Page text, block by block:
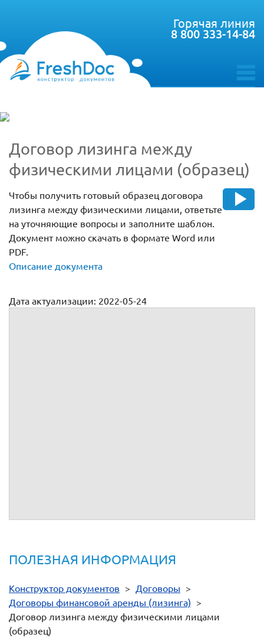
toggle
Горячая линия
8 800 333-14-84
Договор лизинга между
физическими лицами (образец)
Чтобы получить готовый образец договора
лизинга между физическими лицами, ответьте
на уточняющие вопросы и заполните шаблон.
Документ можно скачать в формате Word или
PDF.
Описание документа
Дата актуализации: 2022-05-24
ПОЛЕЗНАЯ ИНФОРМАЦИЯ
Конструктор документов > Договоры >
Договоры финансовой аренды (лизинга) >
Договор лизинга между физическими лицами
(образец)